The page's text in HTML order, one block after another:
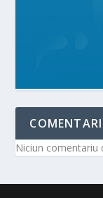
Niciun comentariu